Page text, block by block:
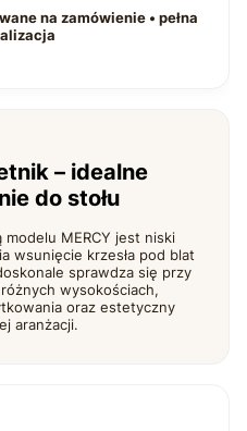
na zamówienie • pełna
– idealne
do stołu
MERCY jest niski
wsunięcie krzesła pod blat
sprawdza się przy
wysokościach,
oraz estetyczny
aranżacji.